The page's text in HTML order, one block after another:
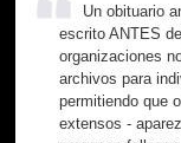
Un obituario
escrito ANTES
organizaciones
archivos para
permitiendo que
extensos -